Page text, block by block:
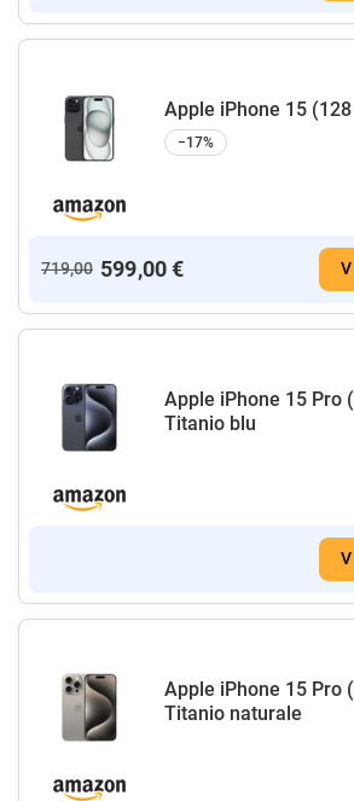
Apple iPhone 15
−17%
719,00 599,00 €
Apple iPhone 15 Pro
Titanio blu
Apple iPhone 15 Pro
Titanio naturale